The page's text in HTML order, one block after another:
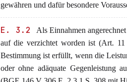
gewähren und dafür besondere
E. 3.2
Als Einnahmen
auf die verzichtet worden ist (Art.
Bestimmung ist erfüllt, wenn die
oder ohne adäquate Gegenleistung